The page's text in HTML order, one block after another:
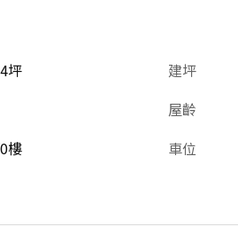
建坪
坪
屋齡
樓 車位